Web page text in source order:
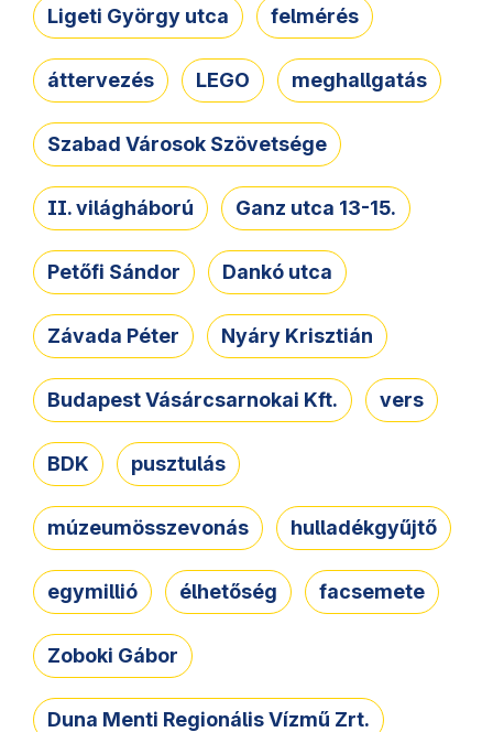
Ligeti György utca felmérés
áttervezés LEGO meghallgatás
Szabad Városok Szövetsége
II. világháború Ganz utca 13-15.
Petőfi Sándor Dankó utca
Závada Péter Nyáry Krisztián
Budapest Vásárcsarnokai Kft. vers
BDK pusztulás
múzeumösszevonás hulladékgyűjtő
egymillió élhetőség facsemete
Zoboki Gábor
Duna Menti Regionális Vízmű Zrt.